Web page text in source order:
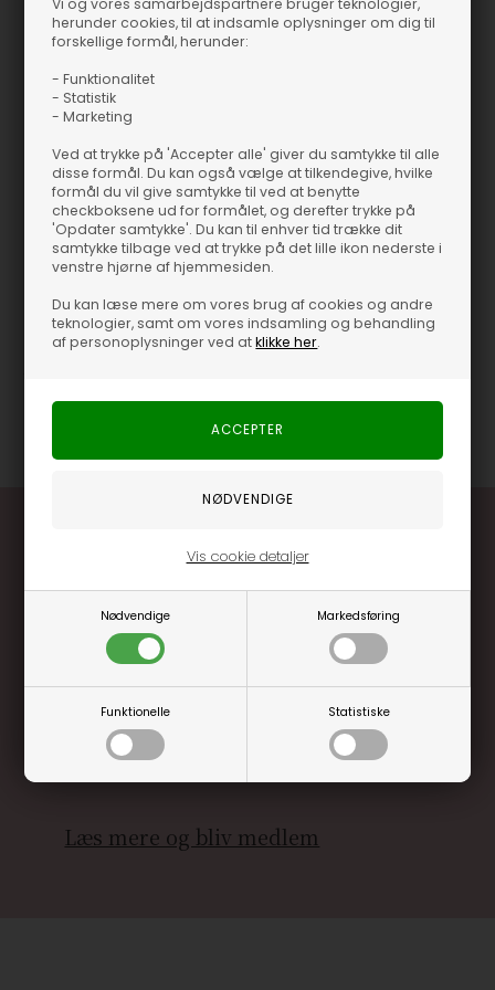
Vi og vores samarbejdspartnere bruger teknologier,
herunder cookies, til at indsamle oplysninger om dig til
forskellige formål, herunder:
- Funktionalitet
- Statistik
- Marketing
Ved at trykke på 'Accepter alle' giver du samtykke til alle
disse formål. Du kan også vælge at tilkendegive, hvilke
formål du vil give samtykke til ved at benytte
checkboksene ud for formålet, og derefter trykke på
'Opdater samtykke'. Du kan til enhver tid trække dit
samtykke tilbage ved at trykke på det lille ikon nederste i
venstre hjørne af hjemmesiden.
Du kan læse mere om vores brug af cookies og andre
teknologier, samt om vores indsamling og behandling
af personoplysninger ved atklikke her.
Nødvendige Markedsføring
Funktionelle Statistiske
Vis cookie detaljer
Se mere
HERRE
Du er499,00 DKK fra fri fragt 499 DKK
JBS Strømper - JBS
Optjen 3% i bonuskroner når du handler
Brug dine point allerede på næste køb
Læs mere og bliv medlem